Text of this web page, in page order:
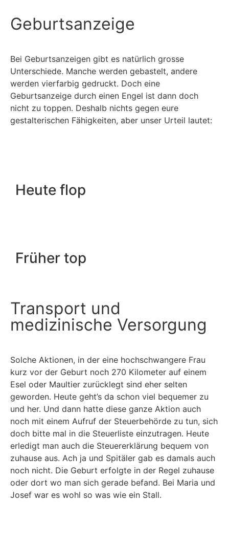
Geburtsanzeige
Bei Geburtsanzeigen gibt es natürlich grosse
Unterschiede. Manche werden gebastelt, andere
werden vierfarbig gedruckt. Doch eine
Geburtsanzeige durch einen Engel ist dann doch
nicht zu toppen. Deshalb nichts gegen eure
gestalterischen Fähigkeiten, aber unser Urteil lautet:
Heute flop
Früher top
Transport und
medizinische Versorgung
Solche Aktionen, in der eine hochschwangere Frau
kurz vor der Geburt noch 270 Kilometer auf einem
Esel oder Maultier zurücklegt sind eher selten
geworden. Heute geht’s da schon viel bequemer zu
und her. Und dann hatte diese ganze Aktion auch
noch mit einem Aufruf der Steuerbehörde zu tun, sich
doch bitte mal in die Steuerliste einzutragen. Heute
erledigt man auch die Steuererklärung bequem von
zuhause aus. Ach ja und Spitäler gab es damals auch
noch nicht. Die Geburt erfolgte in der Regel zuhause
oder dort wo man sich gerade befand. Bei Maria und
Josef war es wohl so was wie ein Stall.